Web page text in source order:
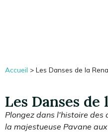
Accueil > Les Danses de la
Les Danses de
Plongez dans l'histoire des
la majestueuse Pavane